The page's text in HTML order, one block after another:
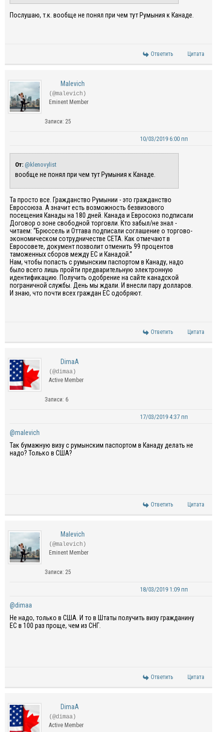
Послушаю, т.к. вообще не понял при чем тут Румыния к Канаде.
Ответить Цитата
Malevich
(@malevich)
Eminent Member
Записи: 25
10/03/2019 6:00 пп
От: @klenovylist
вообще не понял при чем тут Румыния к Канаде.
Та просто все. Гражданство Румынии - это гражданство
Евросоюза. А значит есть возможность безвизового
посещения Канады на 180 дней. Канада и Евросоюз подписали
Договор о зоне свободной торговли. Кто забыл/не знал -
читаем: “Брюссель и Оттава подписали соглашение о торгово-
экономическом сотрудничестве CETA. Как отмечают в
Евросовете, документ позволит отменить 99 процентов
таможенных сборов между ЕС и Канадой.”
Нам, чтобы попасть с румынским паспортом в Канаду, надо
было всего лишь пройти предварительную электронную
идентификацию. Получить одобрение на сайте канадской
пограничной службы. День мы ждали. И внесли пару долларов.
И знаю, что почти всех граждан ЕС одобряют.
Ответить Цитата
DimaA
(@dimaa)
Active Member
Записи: 6
17/03/2019 4:37 пп
@malevich
Так бумажную визу с румынским паспортом в Канаду делать не
надо? Только в США?
Ответить Цитата
Malevich
(@malevich)
Eminent Member
Записи: 25
18/03/2019 1:09 пп
@dimaa
Не надо, только в США. И то в Штаты получить визу гражданину
ЕС в 100 раз проще, чем из СНГ.
Ответить Цитата
DimaA
(@dimaa)
Active Member